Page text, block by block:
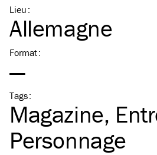
Lieu :
Allemagne
Format:
—
Tags:
Magazine
Personnage